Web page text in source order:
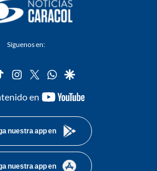
Síguenos en:
tiktok instagram
twitterwhatsapp
google
en
youtube-
nuestra app en
nuestra app en